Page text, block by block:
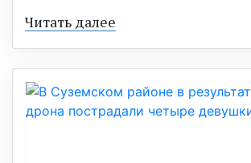
Читать далее